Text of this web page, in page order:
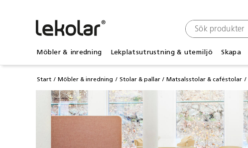
Möbler & inredning Lekplatsutrustning & utemiljö Skapa
Start Möbler & inredning Stolar & pallar Matsalsstolar & caféstolar